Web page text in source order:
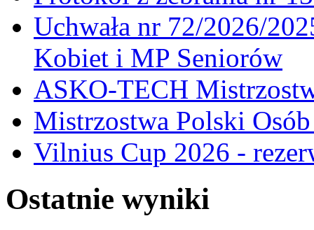
Uchwała nr 72/2026/
Kobiet i MP Seniorów
ASKO-TECH
Mistrzostwa Polski
Vilnius Cup 2026 -
Ostatnie wyniki